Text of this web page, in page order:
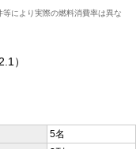
により実際の燃料消費率は異な
）
5名